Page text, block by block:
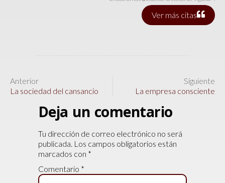
Ver más citas
Anterior
La sociedad del cansancio
Siguiente
La empresa consciente
Deja un comentario
Tu dirección de correo electrónico no será
publicada. Los campos obligatorios están
marcados con *
Comentario *